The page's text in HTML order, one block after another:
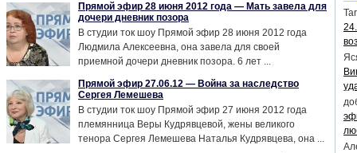
Прямой эфир 28 июня 2012 года — Мать завела для
дочери дневник позора
В студии ток шоу Прямой эфир 28 июня 2012 года
Людмила Алексеевна, она завела для своей
приемной дочери дневник позора. 6 лет ...
Прямой эфир 27.06.12 — Война за наследство
Сергея Лемешева
В студии ток шоу Прямой эфир 27 июня 2012 года
племянница Веры Кудрявцевой, жены великого
тенора Сергея Лемешева Наталья Кудрявцева, она ...